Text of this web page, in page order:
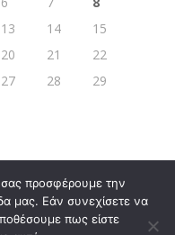
13 14
15
20 21
22
27 28
29
προσφέρουμε την
μας. Εάν συνεχίσετε να
πως είστε